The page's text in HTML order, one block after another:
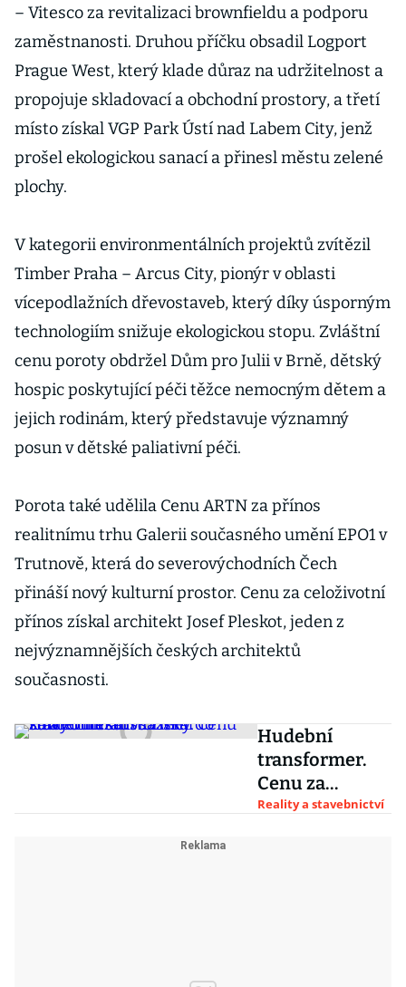
– Vitesco za revitalizaci brownfieldu a podporu
zaměstnanosti. Druhou příčku obsadil Logport
Prague West, který klade důraz na udržitelnost a
propojuje skladovací a obchodní prostory, a třetí
místo získal VGP Park Ústí nad Labem City, jenž
prošel ekologickou sanací a přinesl městu zelené
plochy.
V kategorii environmentálních projektů zvítězil
Timber Praha – Arcus City, pionýr v oblasti
vícepodlažních dřevostaveb, který díky úsporným
technologiím snižuje ekologickou stopu. Zvláštní
cenu poroty obdržel Dům pro Julii v Brně, dětský
hospic poskytující péči těžce nemocným dětem a
jejich rodinám, který představuje významný
posun v dětské paliativní péči.
Porota také udělila Cenu ARTN za přínos
realitnímu trhu Galerii současného umění EPO1 v
Trutnově, která do severovýchodních Čech
přináší nový kulturní prostor. Cenu za celoživotní
přínos získal architekt Josef Pleskot, jeden z
nejvýznamnějších českých architektů
současnosti.
Hudební
transformer.
Cenu za
architekturu
Reality a stavebnictví